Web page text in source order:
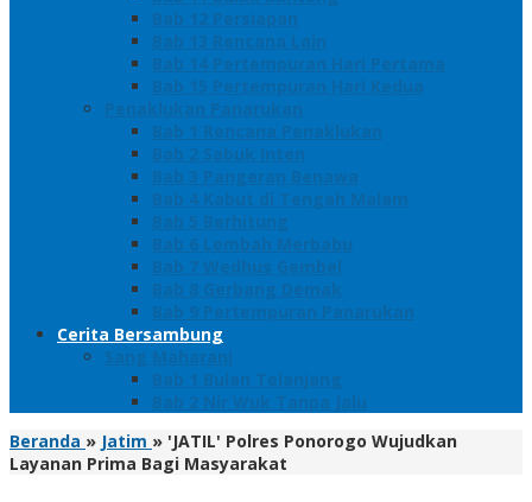
Bab 12 Persiapan
Bab 13 Rencana Lain
Bab 14 Pertempuran Hari Pertama
Bab 15 Pertempuran Hari Kedua
Penaklukan Panarukan
Bab 1 Rencana Penaklukan
Bab 2 Sabuk Inten
Bab 3 Pangeran Benawa
Bab 4 Kabut di Tengah Malam
Bab 5 Berhitung
Bab 6 Lembah Merbabu
Bab 7 Wedhus Gembel
Bab 8 Gerbang Demak
Bab 9 Pertempuran Panarukan
Cerita Bersambung
Sang Maharani
Bab 1 Bulan Telanjang
Bab 2 Nir Wuk Tanpa Jalu
Beranda » Jatim » 'JATIL' Polres Ponorogo Wujudkan
Layanan Prima Bagi Masyarakat